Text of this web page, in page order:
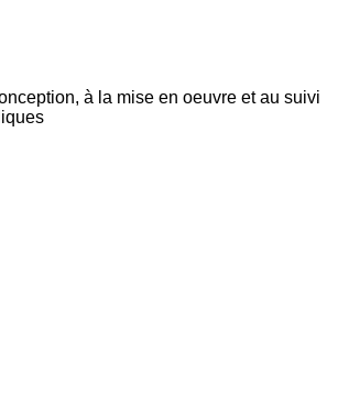
à la mise en oeuvre et au suivi